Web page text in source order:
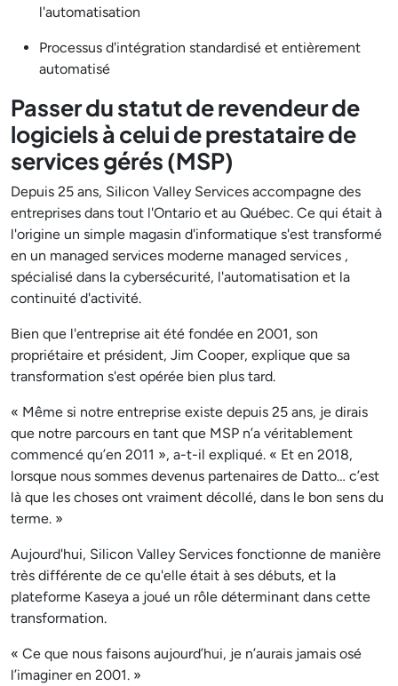
l'automatisation
Processus d'intégration standardisé et entièrement
automatisé
Passer du statut de revendeur de
logiciels à celui de prestataire de
services gérés (MSP)
Depuis 25 ans, Silicon Valley Services accompagne des
entreprises dans tout l'Ontario et au Québec. Ce qui était à
l'origine un simple magasin d'informatique s'est transformé
en un managed services moderne managed services ,
spécialisé dans la cybersécurité, l'automatisation et la
continuité d'activité.
Bien que l'entreprise ait été fondée en 2001, son
propriétaire et président, Jim Cooper, explique que sa
transformation s'est opérée bien plus tard.
« Même si notre entreprise existe depuis 25 ans, je dirais
que notre parcours en tant que MSP n’a véritablement
commencé qu’en 2011 », a-t-il expliqué. « Et en 2018,
lorsque nous sommes devenus partenaires de Datto… c’est
là que les choses ont vraiment décollé, dans le bon sens du
terme. »
Aujourd'hui, Silicon Valley Services fonctionne de manière
très différente de ce qu'elle était à ses débuts, et la
plateforme Kaseya a joué un rôle déterminant dans cette
transformation.
« Ce que nous faisons aujourd’hui, je n’aurais jamais osé
l’imaginer en 2001. »